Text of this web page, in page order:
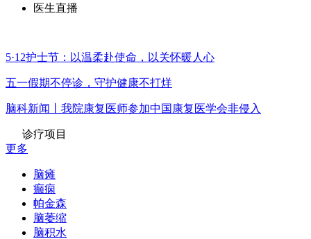
医生直播
5·12护士节：以温柔赴使命，以关怀暖人心
五一假期不停诊，守护健康不打烊
脑科新闻丨我院康复医师参加中国康复医学会非侵入
诊疗项目
更多
脑瘫
癫痫
帕金森
脑萎缩
脑积水